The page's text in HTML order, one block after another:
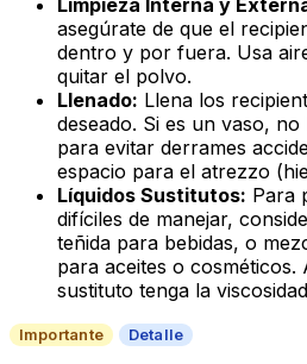
asegúrate de que el
dentro y por fuera. Usa
quitar el polvo.
Llenado: Llena los
deseado. Si es un vaso,
para evitar derrames
espacio para el atrezzo
Líquidos Sustitutos: Para
difíciles de manejar,
teñida para bebidas, o
para aceites o cosméticos.
sustituto tenga la
Importante Detalle